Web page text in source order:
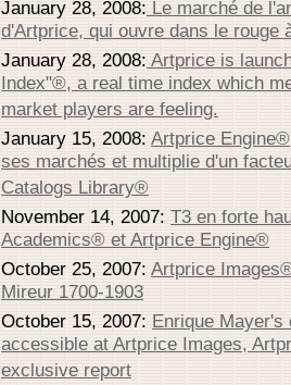
January 28, 2008: Le marché de
d'Artprice, qui ouvre dans le rouge
January 28, 2008: Artprice is
Index"®, a real time index which
market players are feeling.
January 15, 2008: Artprice
ses marchés et multiplie d'un
Catalogs Library®
November 14, 2007: T3 en forte
Academics® et Artprice Engine®
October 25, 2007: Artprice
Mireur 1700-1903
October 15, 2007: Enrique Mayer's
accessible at Artprice Images,
exclusive report